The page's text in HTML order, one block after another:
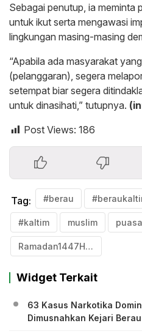
Sebagai penutup, ia meminta
untuk ikut serta mengawasi
lingkungan masing-masing
“Apabila ada masyarakat
(pelanggaran), segera
setempat biar segera
untuk dinasihati,” tutupnya.
Post Views: 186
Tag: #berau
#kaltim muslim
Ramadan1447Hijriyah
Widget Terkait
63 Kasus Narkotika
Dimusnahkan Kejari Berau